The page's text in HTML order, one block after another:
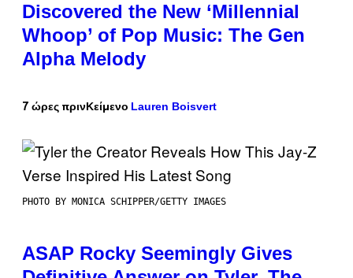
Discovered the New ‘Millennial
Whoop’ of Pop Music: The Gen
Alpha Melody
7 ώρες πριν Κείμενο Lauren Boisvert
PHOTO BY MONICA SCHIPPER/GETTY IMAGES
ASAP Rocky Seemingly Gives